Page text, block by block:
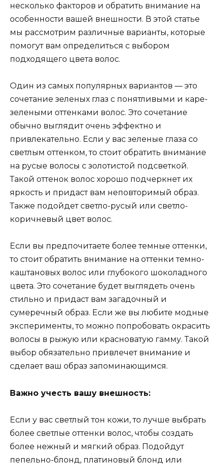
несколько факторов и обратить внимание на
особенности вашей внешности. В этой статье
мы рассмотрим различные варианты, которые
помогут вам определиться с выбором
подходящего цвета волос.
Один из самых популярных вариантов — это
сочетание зеленых глаз с понятливыми и каре-
зелеными оттенками волос. Это сочетание
обычно выглядит очень эффектно и
привлекательно. Если у вас зеленые глаза со
светлым оттенком, то стоит обратить внимание
на русые волосы с золотистой подсветкой.
Такой оттенок волос хорошо подчеркнет их
яркость и придаст вам неповторимый образ.
Также подойдет светло-русый или светло-
коричневый цвет волос.
Если вы предпочитаете более темные оттенки,
то стоит обратить внимание на оттенки темно-
каштановых волос или глубокого шоколадного
цвета. Это сочетание будет выглядеть очень
стильно и придаст вам загадочный и
сумеречный образ. Если же вы любите модные
эксперименты, то можно попробовать окрасить
волосы в рыжую или красноватую гамму. Такой
выбор обязательно привлечет внимание и
сделает ваш образ запоминающимся.
Важно учесть вашу внешность:
Если у вас светлый тон кожи, то лучше выбрать
более светлые оттенки волос, чтобы создать
более нежный и мягкий образ. Подойдут
пепельно-блонд, платиновый блонд или